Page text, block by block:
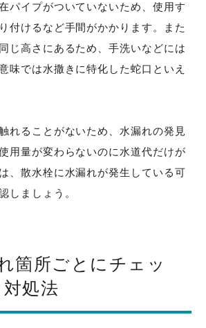
パイプがついていないため、使用す
付けるなど手間がかかります。また
じ高さにあるため、手洗いなどには
味では水撒きに特化した蛇口といえ
れることがないため、水漏れの発見
用量が変わらないのに水道代だけが
、散水栓に水漏れが発生している可
しましょう。
箇所ごとにチェッ
処法